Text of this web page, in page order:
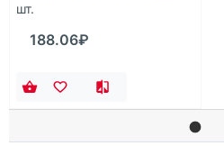
шт.
188.06₽